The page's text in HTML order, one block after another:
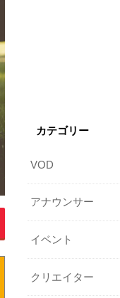
カテゴリー
VOD
アナウンサー
イベント
クリエイター